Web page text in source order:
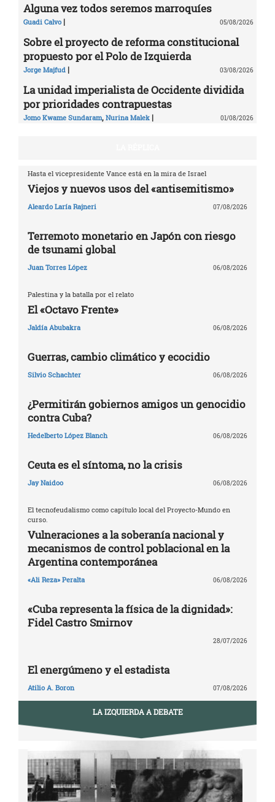
Alguna vez todos seremos marroquíes
Guadi Calvo | 05/08/2026
Sobre el proyecto de reforma constitucional
propuesto por el Polo de Izquierda
Jorge Majfud | 03/08/2026
La unidad imperialista de Occidente dividida
por prioridades contrapuestas
Jomo Kwame Sundaram, Nurina Malek | 01/08/2026
Hasta el vicepresidente Vance está en la mira de Israel
Viejos y nuevos usos del «antisemitismo»
Aleardo Laría Rajneri 07/08/2026
Terremoto monetario en Japón con riesgo
de tsunami global
Juan Torres López 06/08/2026
Palestina y la batalla por el relato
El «Octavo Frente»
Jaldía Abubakra 06/08/2026
Guerras, cambio climático y ecocidio
Silvio Schachter 06/08/2026
¿Permitirán gobiernos amigos un genocidio
contra Cuba?
Hedelberto López Blanch 06/08/2026
Ceuta es el síntoma, no la crisis
Jay Naidoo 06/08/2026
El tecnofeudalismo como capítulo local del Proyecto-Mundo en
curso.
Vulneraciones a la soberanía nacional y
mecanismos de control poblacional en la
Argentina contemporánea
«Ali Reza» Peralta 06/08/2026
«Cuba representa la física de la dignidad»:
Fidel Castro Smirnov
28/07/2026
El energúmeno y el estadista
Atilio A. Boron 07/08/2026
LA IZQUIERDA A DEBATE